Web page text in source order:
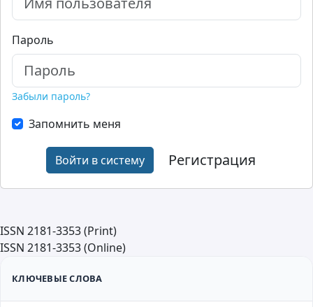
Пароль
Забыли пароль?
Запомнить меня
Войти в систему Регистрация
ISSN 2181-3353 (Print)
ISSN 2181-3353 (Online)
КЛЮЧЕВЫЕ СЛОВА